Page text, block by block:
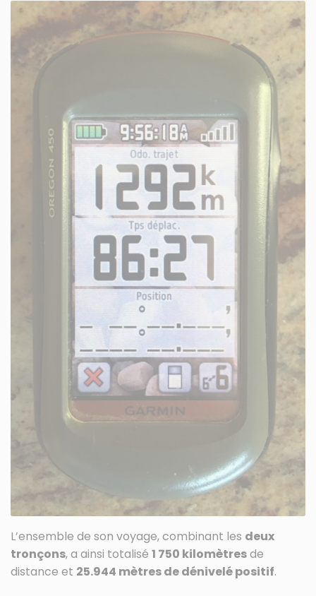
L’ensemble de son voyage, combinant les deux
tronçons, a ainsi totalisé 1 750 kilomètresde
distance et 25.944 mètres de dénivelé positif.